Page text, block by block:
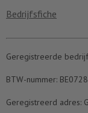
Bedrijfsfiche
Geregistreerde
BTW-nummer:
Geregistreerd adres: